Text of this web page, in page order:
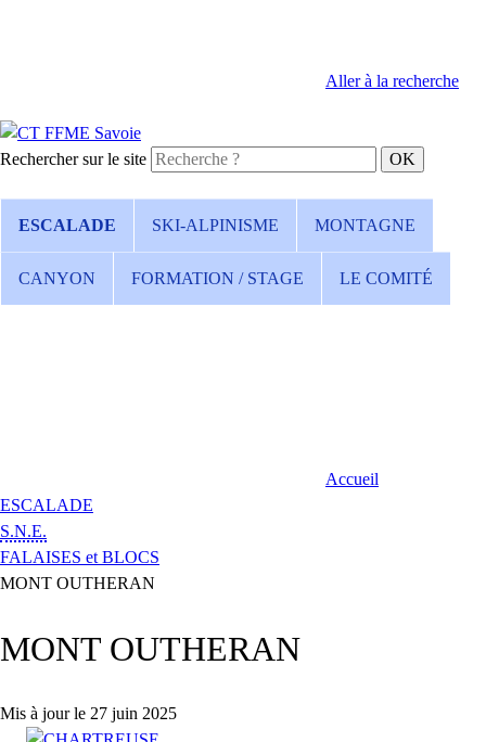
Aller à la recherche
Rechercher sur le site
ESCALADE SKI-ALPINISME MONTAGNE
CANYON FORMATION / STAGE LE COMITÉ
Accueil
ESCALADE
S.N.E.
FALAISES et BLOCS
MONT OUTHERAN
MONT OUTHERAN
Mis à jour le 27 juin 2025